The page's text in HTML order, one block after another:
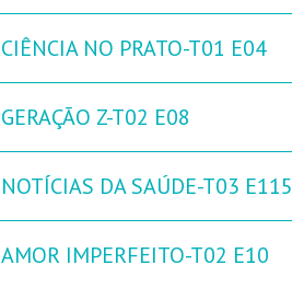
CIÊNCIA NO PRATO-T01 E04
GERAÇÃO Z-T02 E08
NOTÍCIAS DA SAÚDE-T03 E115
AMOR IMPERFEITO-T02 E10